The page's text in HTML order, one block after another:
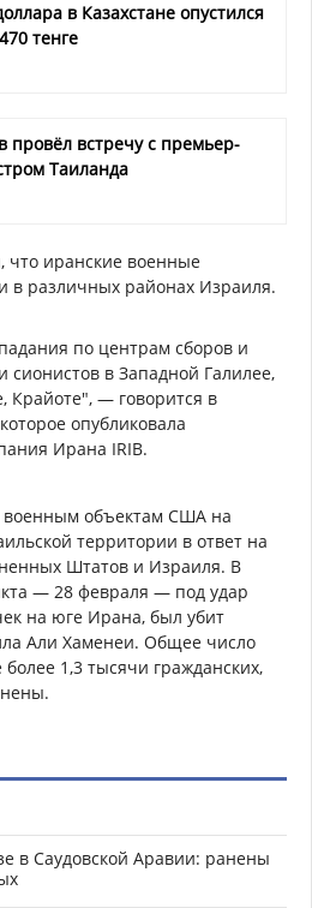
в Казахстане опустился
тенге
провёл встречу с премьер-
Таиланда
что иранские военные
в различных районах Израиля.
по центрам сборов и
сионистов в Западной Галилее,
Крайоте", — говорится в
опубликовала
Ирана IRIB.
объектам США на
территории в ответ на
Штатов и Израиля. В
— 28 февраля — под удар
на юге Ирана, был убит
Али Хаменеи. Общее число
1,3 тысячи гражданских,
в Саудовской Аравии: ранены